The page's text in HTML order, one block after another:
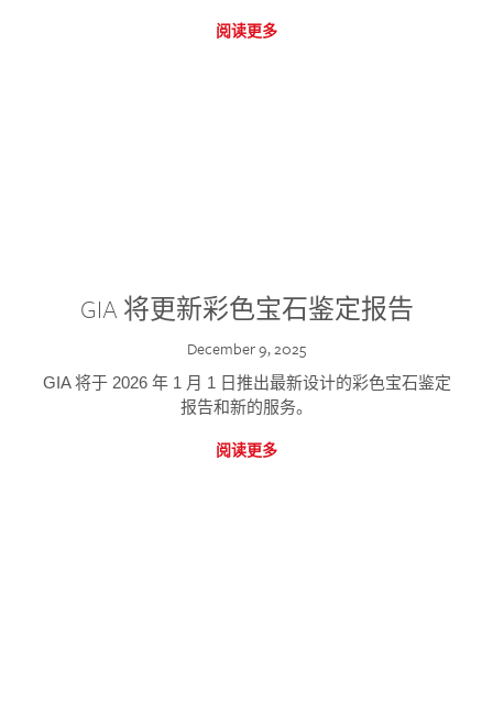
阅读更多
GIA 将更新彩色宝石鉴定报告
December 9, 2025
GIA 将于 2026 年 1 月 1 日推出最新设计的彩色宝石鉴定
报告和新的服务。
阅读更多